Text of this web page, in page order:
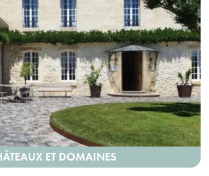
ET DOMAINES